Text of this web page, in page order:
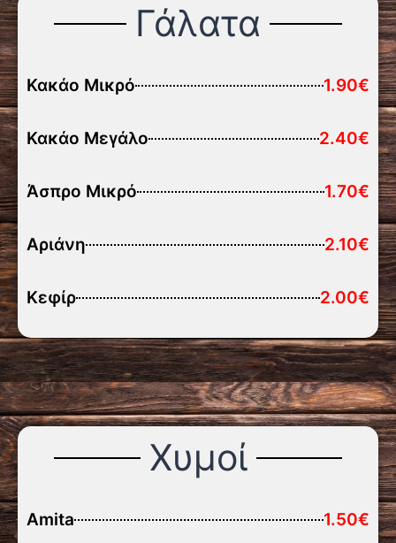
Γάλατα
Κακάο Μικρό 1.90€
Κακάο Μεγάλο 2.40€
Άσπρο Μικρό 1.70€
Αριάνη 2.10€
Κεφίρ 2.00€
Χυμοί
Amita 1.50€